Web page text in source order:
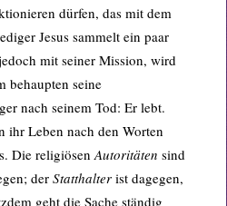
dürfen, das mit dem
Jesus sammelt ein paar
mit seiner Mission, wird
behaupten seine
nach seinem Tod: Er lebt.
ihr Leben nach den Worten
Die religiösenAutoritäten sind
der Statthalter ist dagegen,
geht die Sache ständig